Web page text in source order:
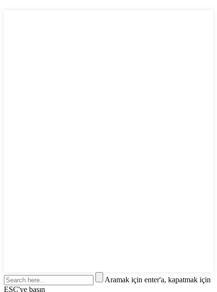
Aramak için enter'a, kapatmak için
ESC'ye basın